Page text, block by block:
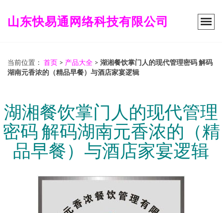
山东快易通网络科技有限公司
当前位置： 首页 > 产品大全 > 湖湘餐饮掌门人的现代管理密码 解码
湖南元香浓的（精品早餐）与酒店家宴逻辑
湖湘餐饮掌门人的现代管理
密码 解码湖南元香浓的（精
品早餐）与酒店家宴逻辑